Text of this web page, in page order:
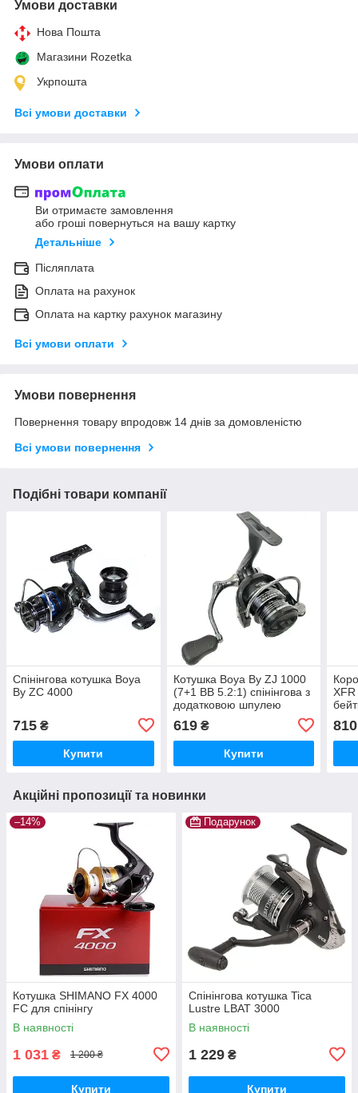
Умови доставки
Нова Пошта
Магазини Rozetka
Укрпошта
Всі умови доставки
Умови оплати
Ви отримаєте замовлення
або гроші повернуться на вашу картку
Детальніше
Післяплата
Оплата на рахунок
Оплата на картку рахунок магазину
Всі умови оплати
Умови повернення
Повернення товару впродовж 14 днів за домовленістю
Всі умови повернення
Подібні товари компанії
Спінінгова котушка Boya
By ZC 4000
715 ₴
Купити
Котушка Boya By ZJ 1000
(7+1 BB 5.2:1) спінінгова з
додатковою шпулею
619₴
Купити
810
Акційні пропозиції та новинки
–14%
Котушка SHIMANO FX 4000
FC для спінінгу
В наявності
1 031 ₴ 1 200 ₴
Купити
Подарунок
Спінінгова котушка Tica
Lustre LBAT 3000
В наявності
1 229 ₴
Купити